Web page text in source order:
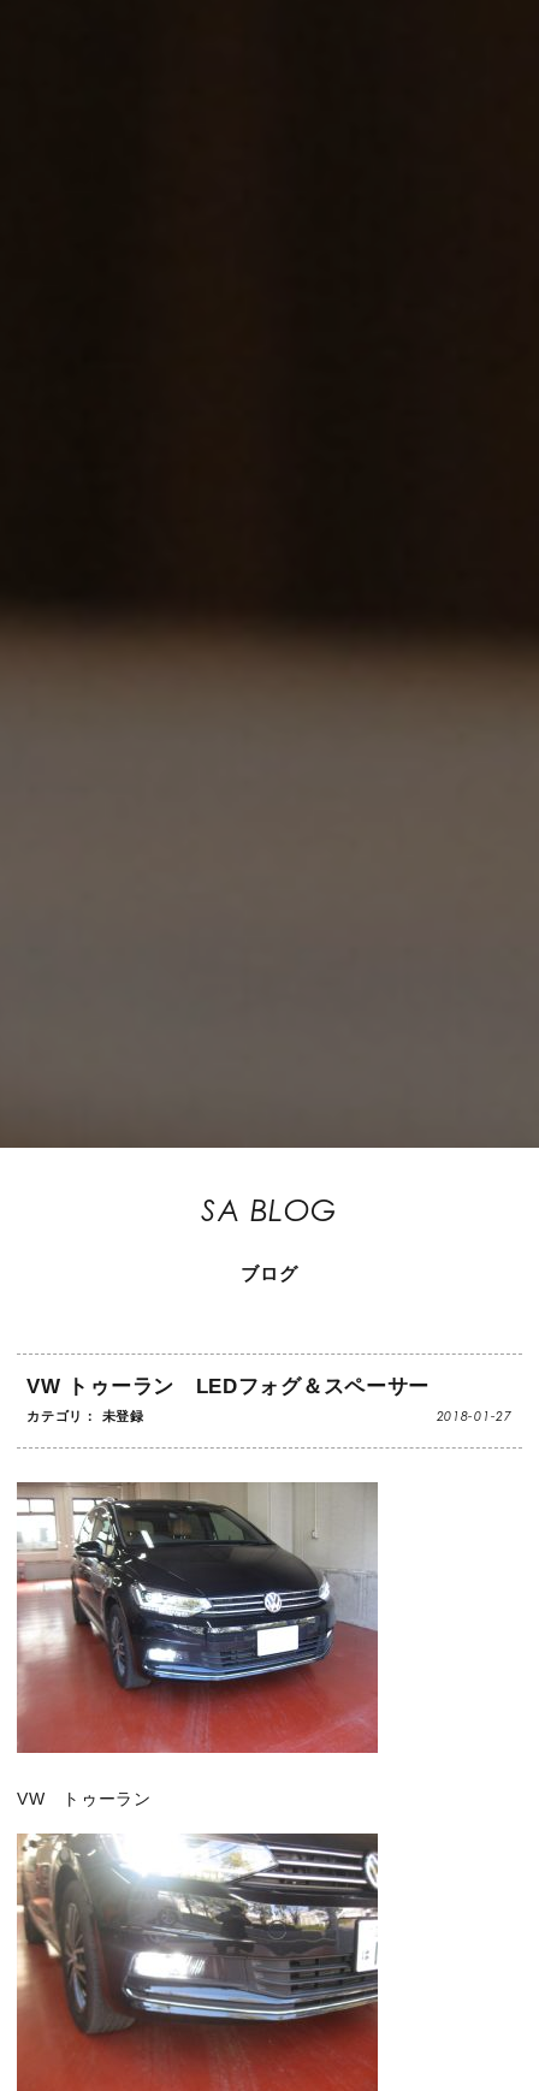
SA BLOG
ブログ
VW トゥーラン LEDフォグ＆スペーサー
カテゴリ： 未登録 2018-01-27
VW トゥーラン